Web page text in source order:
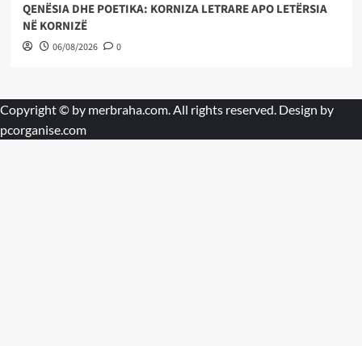
QENËSIA DHE POETIKA: KORNIZA LETRARE APO LETËRSIA
NË KORNIZË
06/08/2026 0
Copyright © by merbraha.com. All rights reserved. Design by
pcorganise.com